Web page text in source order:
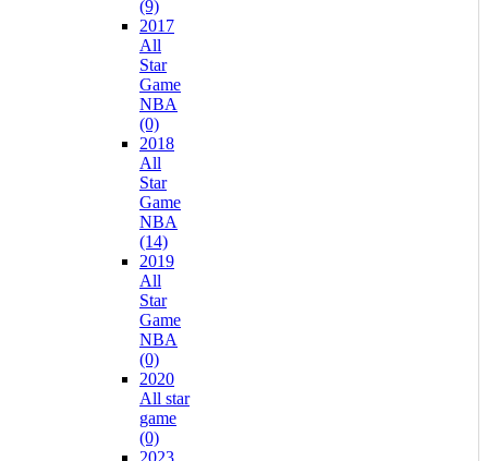
(9)
2017
All
Star
Game
NBA
(0)
2018
All
Star
Game
NBA
(14)
2019
All
Star
Game
NBA
(0)
2020
All star
game
(0)
2023